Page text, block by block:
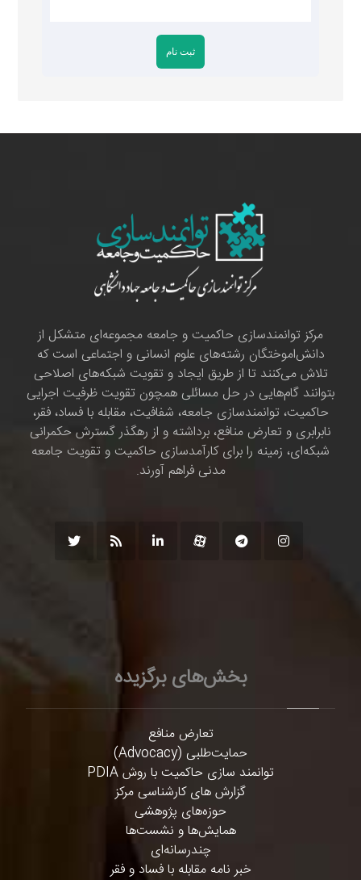
مرکز توانمندسازی حاکمیت و جامعه مجموعه‌ای متشکل از
دانش‌اموختگان رشته‌های علوم انسانی و اجتماعی است که
تلاش می‌کنند تا از طریق ایجاد و تقویت شبکه‌های اصلاحی
بتوانند گام‌هایی در حل مسائلی همچون تقویت ظرفیت اجرایی
حاکمیت، توانمندسازی جامعه، شفافیت، مقابله با فساد، فقر،
نابرابری و تعارض منافع، برداشته و از رهگذر گسترش حکمرانی
شبکه‌ای، زمینه را برای کارآمدسازی حاکمیت و تقویت جامعه
مدنی فراهم آورند.
بخش‌های برگزیده
تعارض منافع
حمایت‌طلبی (Advocacy)
توانمند سازی حاکمیت با روش PDIA
گزارش های کارشناسی مرکز
حوزه‌های پژوهشی
همایش‌ها و نشست‌ها
چندرسانه‌ای
خبر نامه مقابله با فساد و فقر